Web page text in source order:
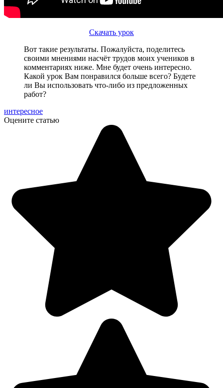
Скачать урок
Вот такие результаты. Пожалуйста, поделитесь
своими мнениями насчёт трудов моих учеников в
комментариях ниже. Мне будет очень интересно.
Какой урок Вам понравился больше всего? Будете
ли Вы использовать что-либо из предложенных
работ?
интересное
Оцените статью